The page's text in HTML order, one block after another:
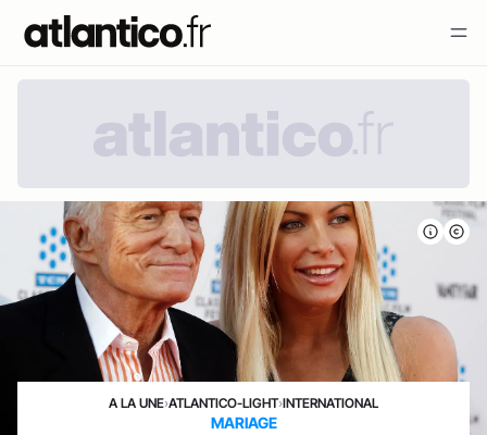
A LA UNE›ATLANTICO-LIGHT›INTERNATIONAL
MARIAGE